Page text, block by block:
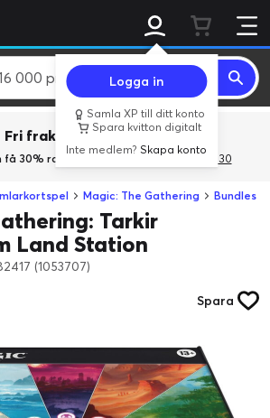
Logga in
Samla XP till ditt konto
Spara kvitton digitalt
Inte medlem?Skapa konto
Fri frakt över 800 kr.
få 30% rabatt med rabattkoden 3Gives30
Magic: The Gathering Bundles
Tarkir
Land Station
(1053707)
Spara